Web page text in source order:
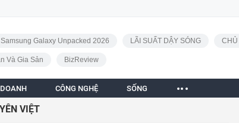
Samsung Galaxy Unpacked 2026 LÃI SUẤT DẬY SÓNG CHỦ
Và Gia Sản BizReview
CÔNG NGHỆ SỐNG
VIỆT